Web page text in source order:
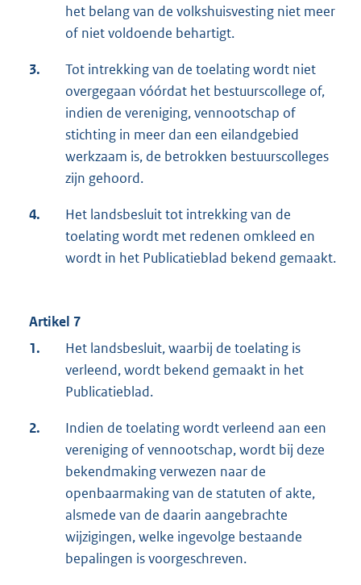
het belang van de volkshuisvesting niet meer
of niet voldoende behartigt.
3.
Tot intrekking van de toelating wordt niet
overgegaan vóórdat het bestuurscollege of,
indien de vereniging, vennootschap of
stichting in meer dan een eilandgebied
werkzaam is, de betrokken bestuurscolleges
zijn gehoord.
4.
Het landsbesluit tot intrekking van de
toelating wordt met redenen omkleed en
wordt in het Publicatieblad bekend gemaakt.
Artikel 7
1.
Het landsbesluit, waarbij de toelating is
verleend, wordt bekend gemaakt in het
Publicatieblad.
2.
Indien de toelating wordt verleend aan een
vereniging of vennootschap, wordt bij deze
bekendmaking verwezen naar de
openbaarmaking van de statuten of akte,
alsmede van de daarin aangebrachte
wijzigingen, welke ingevolge bestaande
bepalingen is voorgeschreven.